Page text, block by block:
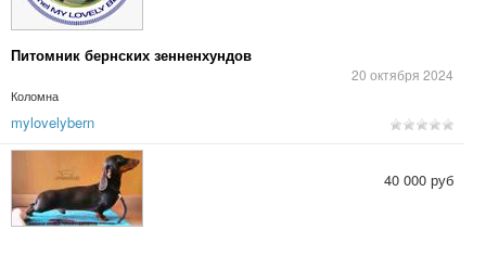
Питомник бернских зенненхундов
20 октября 2024
Коломна
mylovelybern
40 000 руб